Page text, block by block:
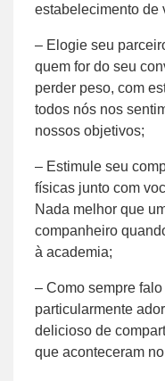
estabelecimento de
– Elogie seu
quem for do seu
perder peso, com
todos nós nos
nossos objetivos;
– Estimule seu
físicas junto com
Nada melhor que
companheiro
à academia;
– Como sempre
particularmente
delicioso de
que aconteceram